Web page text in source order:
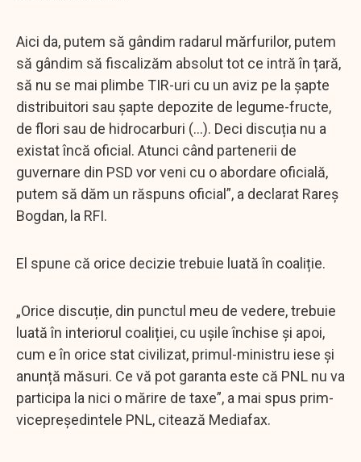
Aici da, putem să gândim radarul mărfurilor, putem
să gândim să fiscalizăm absolut tot ce intră în țară,
să nu se mai plimbe TIR-uri cu un aviz pe la șapte
distribuitori sau șapte depozite de legume-fructe,
de flori sau de hidrocarburi (...). Deci discuția nu a
existat încă oficial. Atunci când partenerii de
guvernare din PSD vor veni cu o abordare oficială,
putem să dăm un răspuns oficial”, a declarat Rareș
Bogdan, la RFI.
El spune că orice decizie trebuie luată în coaliție.
„Orice discuție, din punctul meu de vedere, trebuie
luată în interiorul coaliției, cu ușile închise și apoi,
cum e în orice stat civilizat, primul-ministru iese și
anunță măsuri. Ce vă pot garanta este că PNL nu va
participa la nici o mărire de taxe”, a mai spus prim-
vicepreședintele PNL, citează Mediafax.